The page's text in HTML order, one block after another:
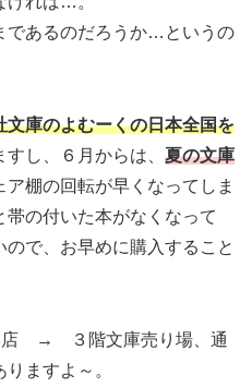
あるのだろうか…というの
文庫のよむーくの日本全国を
し、６月からは、 夏の文庫
ア棚の回転が早くなってしま
帯の付いた本がなくなって
で、お早めに購入すること
店 → ３階文庫売り場、通
ますよ～。